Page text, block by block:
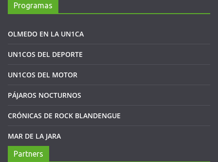
Programas
OLMEDO EN LA UN1CA
UN1COS DEL DEPORTE
UN1COS DEL MOTOR
PÁJAROS NOCTURNOS
CRÓNICAS DE ROCK BLANDENGUE
MAR DE LA JARA
Partners